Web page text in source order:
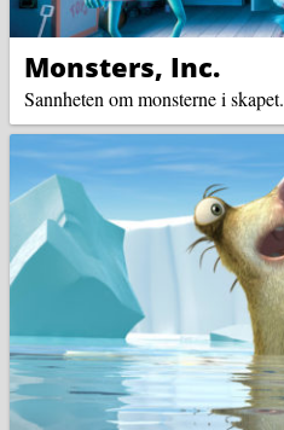
Monsters, Inc.
Sannheten om monsterne i skapet.